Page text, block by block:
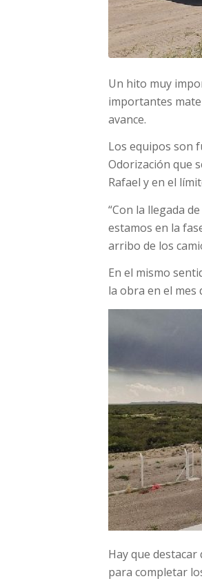
Un hito muy
importantes
avance.
Los equipos son
Odorización que
Rafael y en el
“Con la llegada
estamos en la
arribo de los
En el mismo
la obra en el mes
Hay que
para completar